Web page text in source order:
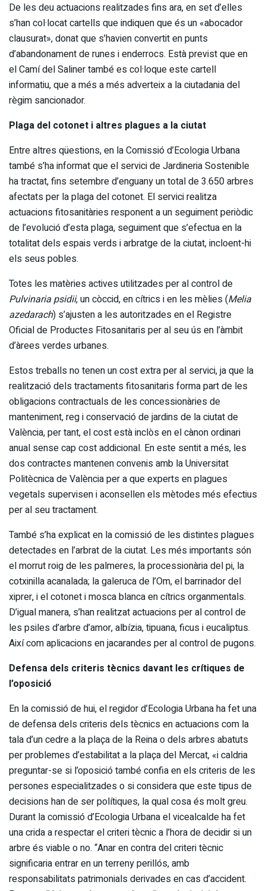
De les deu actuacions realitzades fins ara, en set d’elles
s’han col·locat cartells que indiquen que és un «abocador
clausurat», donat que s’havien convertit en punts
d’abandonament de runes i enderrocs. Està previst que en
el Camí del Saliner també es col·loque este cartell
informatiu, que a més a més adverteix a la ciutadania del
règim sancionador.
Plaga del cotonet i altres plagues a la ciutat
Entre altres qüestions, en la Comissió d’Ecologia Urbana
també s’ha informat que el servici de Jardineria Sostenible
ha tractat, fins setembre d’enguany un total de 3.650 arbres
afectats per la plaga del cotonet. El servici realitza
actuacions fitosanitàries responent a un seguiment periòdic
de l’evolució d’esta plaga, seguiment que s’efectua en la
totalitat dels espais verds i arbratge de la ciutat, incloent-hi
els seus pobles.
Totes les matèries actives utilitzades per al control de
Pulvinaria psidii, un còccid, en cítrics i en les mèlies (Melia
azedarach) s’ajusten a les autoritzades en el Registre
Oficial de Productes Fitosanitaris per al seu ús en l’àmbit
d’àrees verdes urbanes.
Estos treballs no tenen un cost extra per al servici, ja que la
realització dels tractaments fitosanitaris forma part de les
obligacions contractuals de les concessionàries de
manteniment, reg i conservació de jardins de la ciutat de
València, per tant, el cost està inclòs en el cànon ordinari
anual sense cap cost addicional. En este sentit a més, les
dos contractes mantenen convenis amb la Universitat
Politècnica de València per a que experts en plagues
vegetals supervisen i aconsellen els mètodes més efectius
per al seu tractament.
També s’ha explicat en la comissió de les distintes plagues
detectades en l’arbrat de la ciutat. Les més importants són
el morrut roig de les palmeres, la processionària del pi, la
cotxinilla acanalada; la galeruca de l’Om, el barrinador del
xiprer, i el cotonet i mosca blanca en cítrics organmentals.
D’igual manera, s’han realitzat actuacions per al control de
les psiles d’arbre d’amor, albízia, tipuana, ficus i eucaliptus.
Així com aplicacions en jacarandes per al control de pugons.
Defensa dels criteris tècnics davant les crítiques de
l’oposició
En la comissió de hui, el regidor d’Ecologia Urbana ha fet una
de defensa dels criteris dels tècnics en actuacions com la
tala d’un cedre a la plaça de la Reina o dels arbres abatuts
per problemes d’estabilitat a la plaça del Mercat, «i caldria
preguntar-se si l’oposició també confia en els criteris de les
persones especialitzades o si considera que este tipus de
decisions han de ser polítiques, la qual cosa és molt greu.
Durant la comissió d’Ecologia Urbana el vicealcalde ha fet
una crida a respectar el criteri tècnic a l’hora de decidir si un
arbre és viable o no. “Anar en contra del criteri tècnic
significaria entrar en un terreny perillós, amb
responsabilitats patrimonials derivades en cas d’accident.